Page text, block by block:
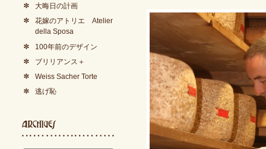
大晦日の計画
花嫁のアトリエ Atelier
della Sposa
100年前のデザイン
ブリリアンス＋
Weiss Sacher Torte
逃げ恥